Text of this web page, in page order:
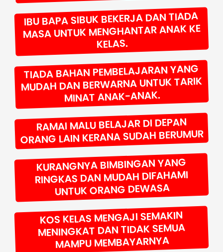
IBU BAPA SIBUK BEKERJA DAN TIADA
MASA UNTUK MENGHANTAR ANAK KE
KELAS.
TIADA BAHAN PEMBELAJARAN YANG
MUDAH DAN BERWARNA UNTUK TARIK
MINAT ANAK-ANAK.
RAMAI MALU BELAJAR DI DEPAN
ORANG LAIN KERANA SUDAH BERUMUR
KURANGNYA BIMBINGAN YANG
RINGKAS DAN MUDAH DIFAHAMI
UNTUK ORANG DEWASA
KOS KELAS MENGAJI SEMAKIN
MENINGKAT DAN TIDAK SEMUA
MAMPU MEMBAYARNYA